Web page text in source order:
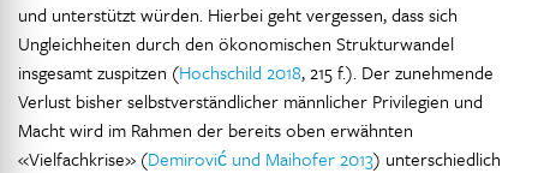
und unterstützt würden. Hierbei geht vergessen, dass sich
Ungleichheiten durch den ökonomischen Strukturwandel
insgesamt zuspitzen (Hochschild 2018, 215 f.). Der zunehmende
Verlust bisher selbstverständlicher männlicher Privilegien und
Macht wird im Rahmen der bereits oben erwähnten
«Vielfachkrise» (Demirović und Maihofer 2013) unterschiedlich